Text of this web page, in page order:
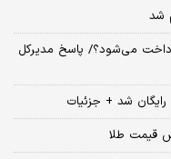
شد
می‌شود؟/ پاسخ مدیرکل
شد + جزئیات